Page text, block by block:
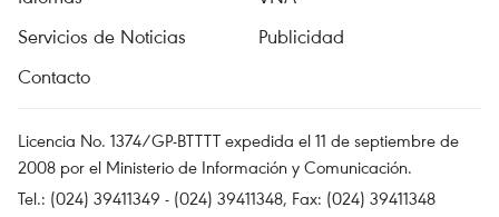
Servicios de Noticias
Publicidad
Contacto
Licencia No. 1374/GP-BTTTT expedida el 11 de septiembre de
2008 por el Ministerio de Información y Comunicación.
Tel.: (024) 39411349 - (024) 39411348, Fax: (024) 39411348